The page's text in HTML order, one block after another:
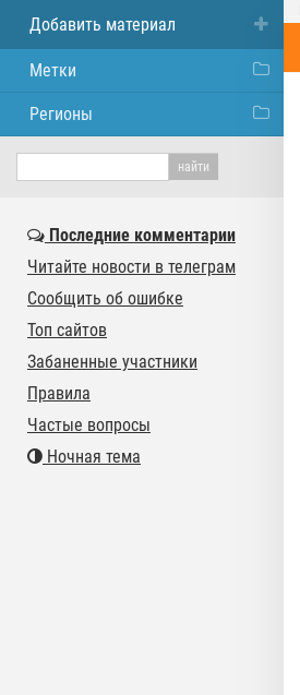
Добавить материал
Метки
Регионы
Последние комментарии
Читайте новости в телеграм
Сообщить об ошибке
Топ сайтов
Забаненные участники
Правила
Частые вопросы
Ночная тема